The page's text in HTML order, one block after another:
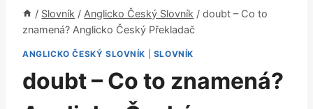
/ Slovník / Anglicko Český Slovník / doubt – Co to
znamená? Anglicko Český Překladač
ANGLICKO ČESKÝ SLOVNÍK SLOVNÍK
doubt – Co to znamená?